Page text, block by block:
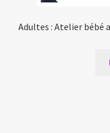
Adultes : Atelier bébé